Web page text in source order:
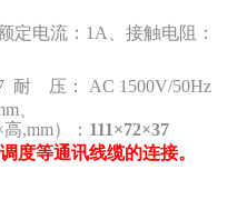
定电流 ： 1A 接触电阻
：
耐 压： AC 1500V/50Hz
,mm）： 111×72×37
度等通讯线缆的连接。